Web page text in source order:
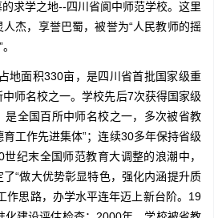
求学之地--四川省阆中师范学校。这里
杰，享誉巴蜀，被誉为“人民教师的摇
地面积330亩，是四川省首批国家级重
师名校之一。学校先后7次获得国家级
是全国百所中师名校之一，多次被省教
育工作先进集体”；连续30多年保持省级
纪末全国师范教育大调整的浪潮中，
“做大优势彰显特色，强化内涵提升质
作思路，办学水平连年迈上新台阶。19